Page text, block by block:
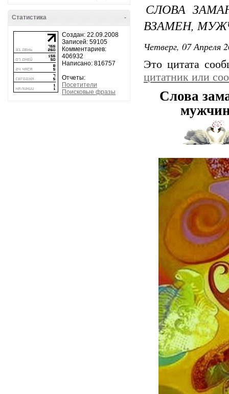
-
Статистика
Создан: 22.09.2008
Записей: 59105
Комментариев:
406932
Написано: 816757
Отчеты:
Посетители
Поисковые фразы
СЛОВА
ВЗАМЕН,
Четверг, 07 Апреля
Это цитата
цитатник или
Слова